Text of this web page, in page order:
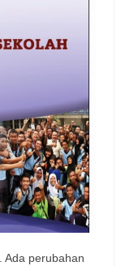
. Ada perubahan